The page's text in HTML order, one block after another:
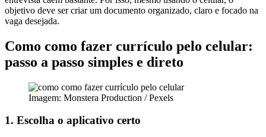
objetivo deve ser criar um documento organizado, claro e focado na
vaga desejada.
Como como fazer currículo pelo celular:
passo a passo simples e direto
Imagem: Monstera Production / Pexels
1. Escolha o aplicativo certo